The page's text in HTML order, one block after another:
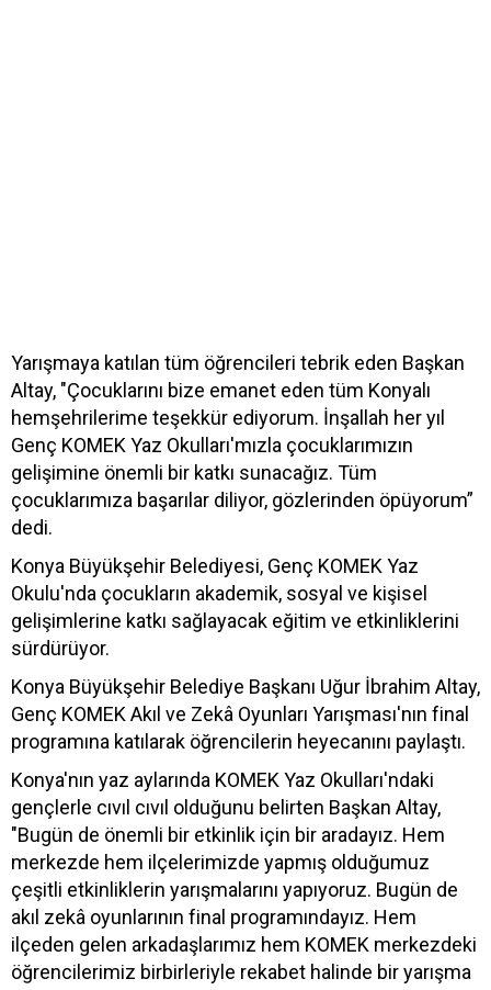
Yarışmaya katılan tüm öğrencileri tebrik eden Başkan
Altay, "Çocuklarını bize emanet eden tüm Konyalı
hemşehrilerime teşekkür ediyorum. İnşallah her yıl
Genç KOMEK Yaz Okulları'mızla çocuklarımızın
gelişimine önemli bir katkı sunacağız. Tüm
çocuklarımıza başarılar diliyor, gözlerinden öpüyorum”
dedi.
Konya Büyükşehir Belediyesi, Genç KOMEK Yaz
Okulu'nda çocukların akademik, sosyal ve kişisel
gelişimlerine katkı sağlayacak eğitim ve etkinliklerini
sürdürüyor.
Konya Büyükşehir Belediye Başkanı Uğur İbrahim Altay,
Genç KOMEK Akıl ve Zekâ Oyunları Yarışması'nın final
programına katılarak öğrencilerin heyecanını paylaştı.
Konya'nın yaz aylarında KOMEK Yaz Okulları'ndaki
gençlerle cıvıl cıvıl olduğunu belirten Başkan Altay,
"Bugün de önemli bir etkinlik için bir aradayız. Hem
merkezde hem ilçelerimizde yapmış olduğumuz
çeşitli etkinliklerin yarışmalarını yapıyoruz. Bugün de
akıl zekâ oyunlarının final programındayız. Hem
ilçeden gelen arkadaşlarımız hem KOMEK merkezdeki
öğrencilerimiz birbirleriyle rekabet halinde bir yarışma